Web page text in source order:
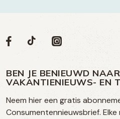
Volg
op
social
Social
Volg
op
Facebook
Volg
op
TikTok
Volg
op
Instagram
BEN JE BENIEUWD
VAKANTIENIEUWS- EN
Neem hier een gratis
Consumentennieuwsbrief.